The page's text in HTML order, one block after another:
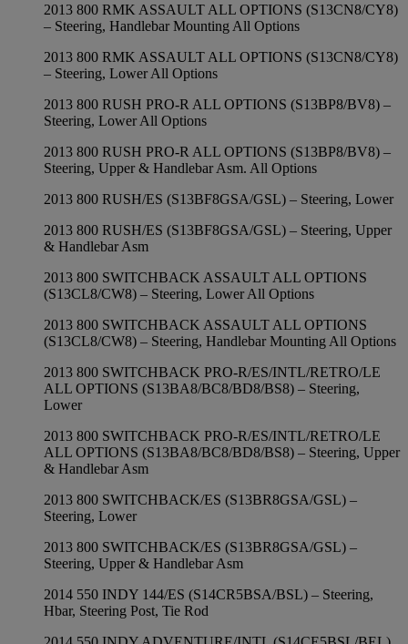
2013 800 RMK ASSAULT ALL OPTIONS (S13CN8/CY8)
– Steering, Handlebar Mounting All Options
2013 800 RMK ASSAULT ALL OPTIONS (S13CN8/CY8)
– Steering, Lower All Options
2013 800 RUSH PRO-R ALL OPTIONS (S13BP8/BV8) –
Steering, Lower All Options
2013 800 RUSH PRO-R ALL OPTIONS (S13BP8/BV8) –
Steering, Upper & Handlebar Asm. All Options
2013 800 RUSH/ES (S13BF8GSA/GSL) – Steering, Lower
2013 800 RUSH/ES (S13BF8GSA/GSL) – Steering, Upper
& Handlebar Asm
2013 800 SWITCHBACK ASSAULT ALL OPTIONS
(S13CL8/CW8) – Steering, Lower All Options
2013 800 SWITCHBACK ASSAULT ALL OPTIONS
(S13CL8/CW8) – Steering, Handlebar Mounting All Options
2013 800 SWITCHBACK PRO-R/ES/INTL/RETRO/LE
ALL OPTIONS (S13BA8/BC8/BD8/BS8) – Steering,
Lower
2013 800 SWITCHBACK PRO-R/ES/INTL/RETRO/LE
ALL OPTIONS (S13BA8/BC8/BD8/BS8) – Steering, Upper
& Handlebar Asm
2013 800 SWITCHBACK/ES (S13BR8GSA/GSL) –
Steering, Lower
2013 800 SWITCHBACK/ES (S13BR8GSA/GSL) –
Steering, Upper & Handlebar Asm
2014 550 INDY 144/ES (S14CR5BSA/BSL) – Steering,
Hbar, Steering Post, Tie Rod